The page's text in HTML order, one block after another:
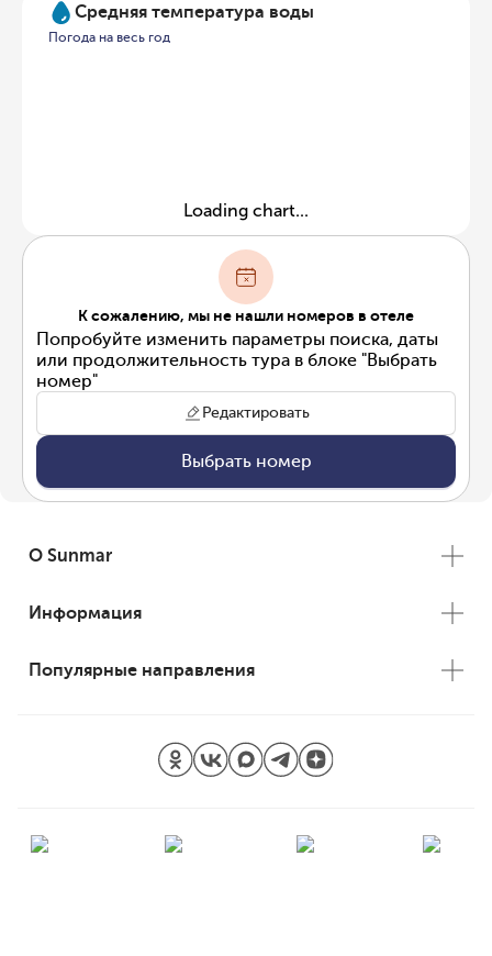
Средняя температура воды
Погода на весь год
Loading chart...
К сожалению, мы не нашли номеров в отеле
Попробуйте изменить параметры поиска, даты
или продолжительность тура в блоке "Выбрать
номер"
Редактировать
Выбрать номер
О Sunmar
Информация
Популярные направления